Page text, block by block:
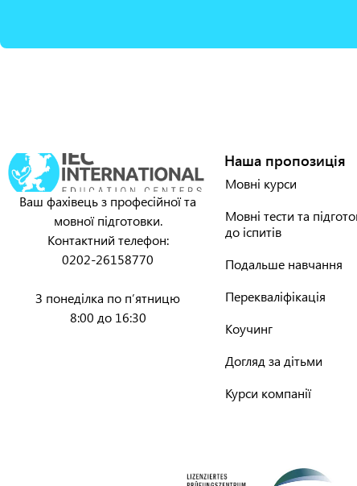
Ваш фахівець з професійної та
мовної підготовки.
Контактний телефон:
0202-26158770
З понеділка по п’ятницю
8:00 до 16:30
Наша пропозиція
Мовні курси
Мовні тести та
до іспитів
Подальше навчання
Перекваліфікація
Коучинг
Догляд за дітьми
Курси компанії